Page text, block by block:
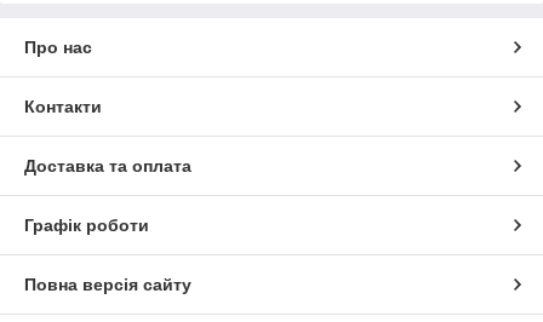
Про нас
Контакти
Доставка та оплата
Графік роботи
Повна версія сайту